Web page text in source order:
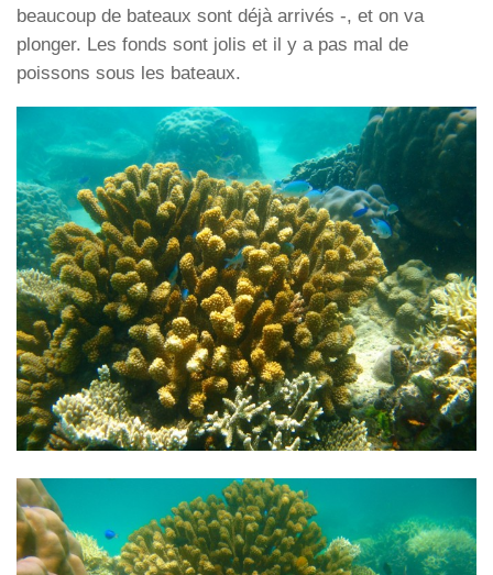
beaucoup de bateaux sont déjà arrivés -, et on va
plonger. Les fonds sont jolis et il y a pas mal de
poissons sous les bateaux.